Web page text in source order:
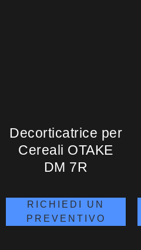
Decorticatrice per
Cereali OTAKE
DM 7R
RICHIEDI UN
PREVENTIVO